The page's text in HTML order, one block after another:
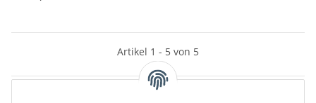
Artikel 1 - 5 von 5